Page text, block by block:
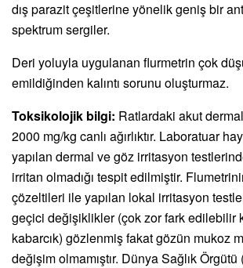
dış parazit çeşitlerine yönelik geniş bir
spektrum sergiler.
Deri yoluyla uygulanan flurmetrin çok
emildiğinden kalıntı sorunu oluşturmaz.
Toksikolojik bilgi: Ratlardaki akut
2000 mg/kg canlı ağırlıktır. Laboratuar
yapılan dermal ve göz irritasyon
irritan olmadığı tespit edilmiştir.
çözeltileri ile yapılan lokal irritasyon
geçici değişiklikler (çok zor fark edilebilir
kabarcık) gözlenmiş fakat gözün mukoz
değişim olmamıştır. Dünya Sağlık